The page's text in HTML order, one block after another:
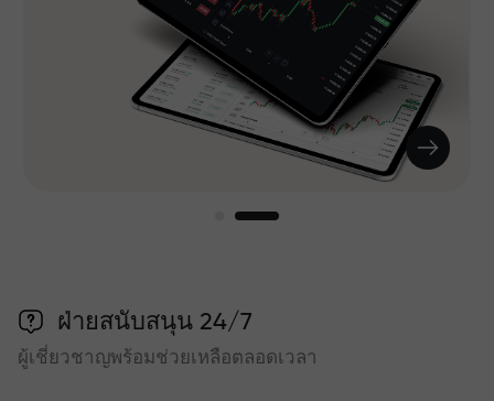
ฝ่ายสนับสนุน 24/7
ผู้เชี่ยวชาญพร้อมช่วยเหลือตลอดเวลา